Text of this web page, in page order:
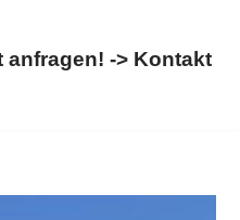
anfragen! -> Kontakt
✓Wärmepumpe,